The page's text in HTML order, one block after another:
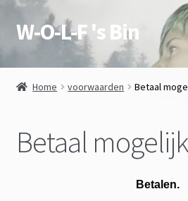
Ga
door
navigatie
Ga
naar
inhoud
W-O-L-F 's Bin
Over deze site en Shop
Mijn account
Home voorwaarden Betaal
Betaal
Betalen.